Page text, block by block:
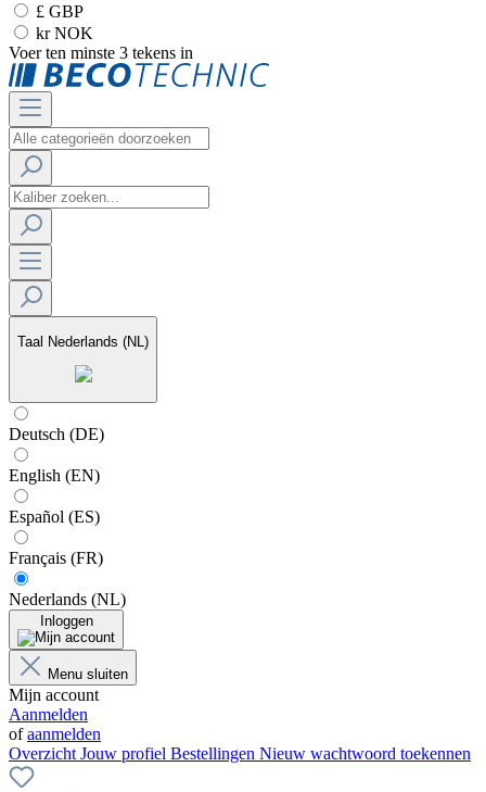
£ GBP
kr NOK
Voer ten minste 3 tekens in
Taal Nederlands (NL)
Deutsch (DE)
English (EN)
Español (ES)
Français (FR)
Nederlands (NL)
Inloggen
Menu sluiten
Mijn account
Aanmelden
ofaanmelden
Overzicht Jouw profiel Bestellingen Nieuw wachtwoord toekennen